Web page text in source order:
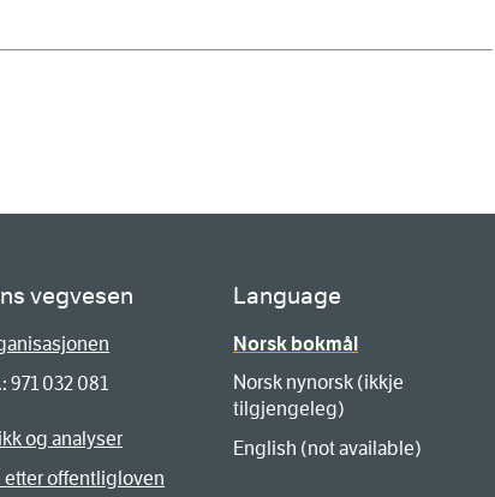
vegvesen
971 032 081
og analyser
etter offentligloven
Language
Norsk bokmål
Norsk nynorsk (ikkje
tilgjengeleg)
English (not available)